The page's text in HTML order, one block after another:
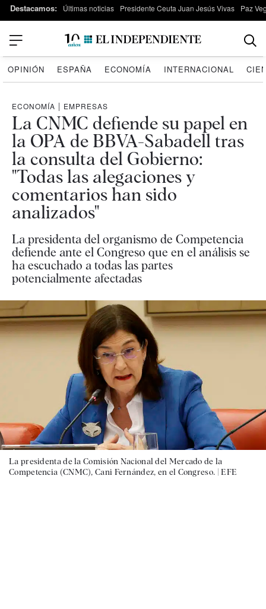
Destacamos: Últimas noticias Presidente Ceuta Juan Jesús Vivas Paz
OPINIÓN ESPAÑA ECONOMÍA INTERNACIONAL
ECONOMÍA | EMPRESAS
La CNMC defiende su papel en
la OPA de BBVA-Sabadell tras
la consulta del Gobierno:
"Todas las alegaciones y
comentarios han sido
analizados"
La presidenta del organismo de Competencia
defiende ante el Congreso que en el análisis se
ha escuchado a todas las partes
potencialmente afectadas
La presidenta de la Comisión Nacional del Mercado de la
Competencia (CNMC), Cani Fernández, en el Congreso. |EFE